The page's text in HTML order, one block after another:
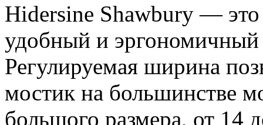
Hidersine Shawbury — это
удобный и эргономичный
Регулируемая ширина
мостик на большинстве
большого размера, от 14